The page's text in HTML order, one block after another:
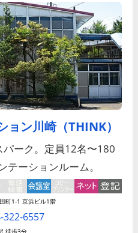
ョン川崎（THINK）
ーク。定員12名〜180
ーションルーム。
町1-1 京浜ビル1階
322-6557